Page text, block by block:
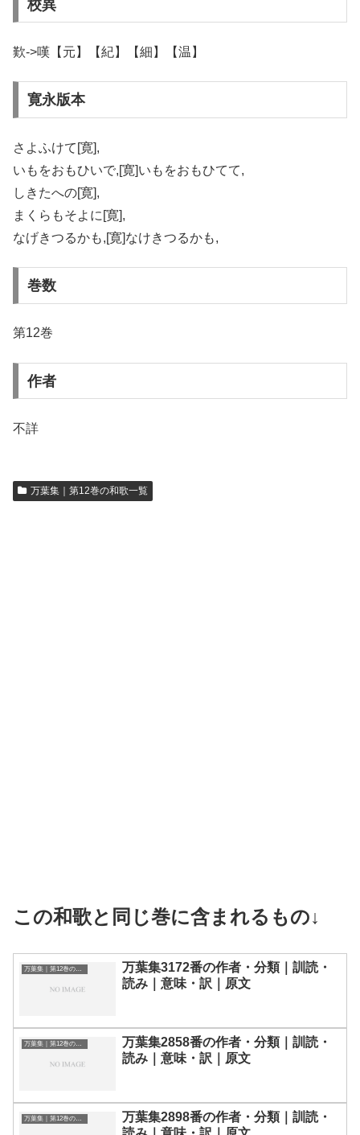
校異
歎->嘆【元】【紀】【細】【温】
寛永版本
さよふけて[寛],
いもをおもひいで,[寛]いもをおもひてて,
しきたへの[寛],
まくらもそよに[寛],
なげきつるかも,[寛]なけきつるかも,
巻数
第12巻
作者
不詳
万葉集｜第12巻の和歌一覧
この和歌と同じ巻に含まれるもの↓
万葉集｜第12巻の和歌一覧
万葉集3172番の作者・分類｜訓読・
読み｜意味・訳｜原文
万葉集｜第12巻の和歌一覧
万葉集2858番の作者・分類｜訓読・
読み｜意味・訳｜原文
万葉集｜第12巻の和歌一覧
万葉集2898番の作者・分類｜訓読・